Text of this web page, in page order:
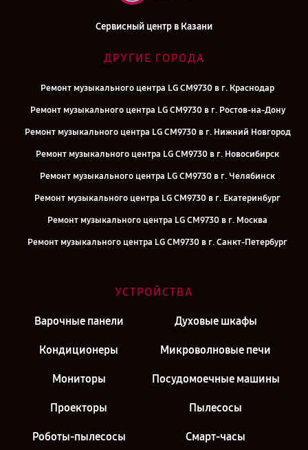
Сервисный центр в Казани
ДРУГИЕ ГОРОДА
Ремонт музыкального центра LG CM9730 в г. Краснодар
Ремонт музыкального центра LG CM9730 в г. Ростов-на-Дону
Ремонт музыкального центра LG CM9730 в г. Нижний Новгород
Ремонт музыкального центра LG CM9730 в г. Новосибирск
Ремонт музыкального центра LG CM9730 в г. Челябинск
Ремонт музыкального центра LG CM9730 в г. Екатеринбург
Ремонт музыкального центра LG CM9730 в г. Москва
Ремонт музыкального центра LG CM9730 в г. Санкт-Петербург
УСТРОЙСТВА
Варочные панели Духовые шкафы
Кондиционеры Микроволновые печи
Мониторы Посудомоечные машины
Проекторы Пылесосы
Роботы-пылесосы Смарт-часы